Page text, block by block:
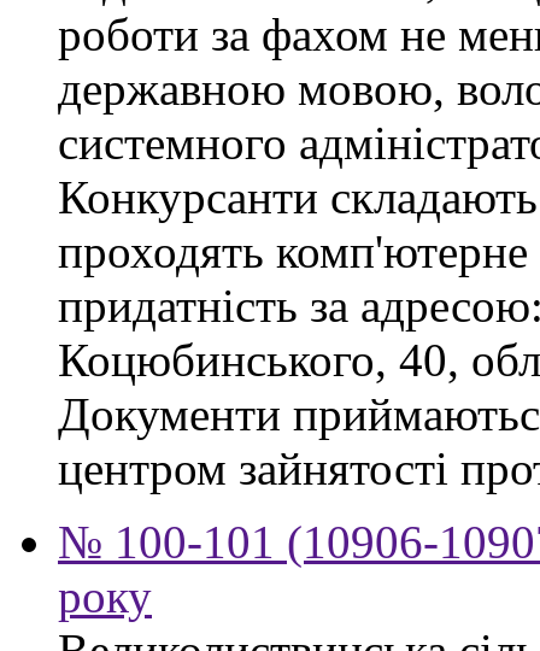
роботи за фахом не
державною мовою,
системного
Конкурсанти
проходять комп'ютерне
придатність за
Коцюбинського, 40,
Документи
центром зайнятості
№ 100-101 (10906-
року